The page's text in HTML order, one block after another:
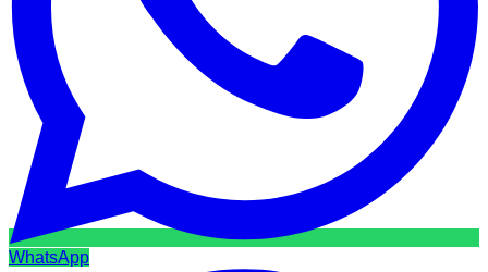
WhatsApp